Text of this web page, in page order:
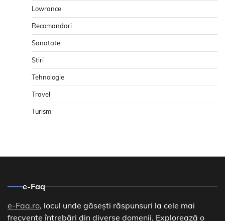
Lowrance
Recomandari
Sanatate
Stiri
Tehnologie
Travel
Turism
e-Faq
e-Faq.ro, locul unde găsești răspunsuri la cele mai
frecvente întrebări din diverse domenii. Explorează o